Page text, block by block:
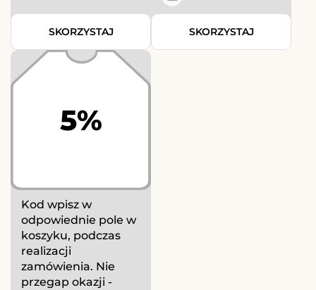
SKORZYSTAJ SKORZYSTAJ
5%
Kod wpisz w
odpowiednie pole w
koszyku, podczas
realizacji
zamówienia. Nie
przegap okazji -